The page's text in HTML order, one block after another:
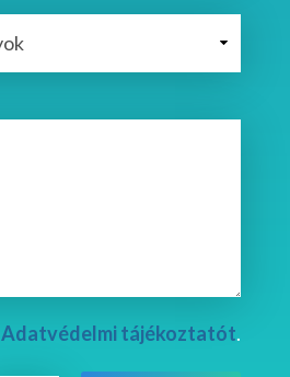
Adatvédelmi tájékoztatót.